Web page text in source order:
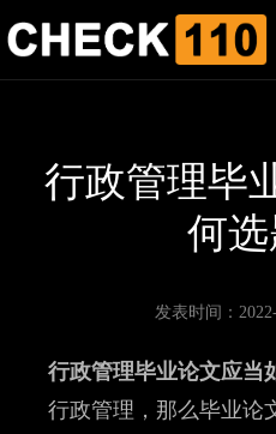
行政管理毕
何选
发表时间：
行政管理毕业论文应当
行政管理，那么毕业论